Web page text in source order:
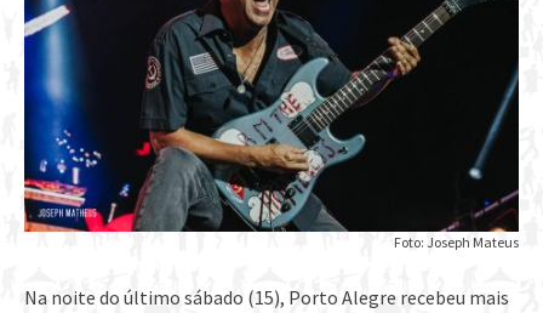
Foto: Joseph Mateus
Na noite do último sábado (15), Porto Alegre recebeu mais